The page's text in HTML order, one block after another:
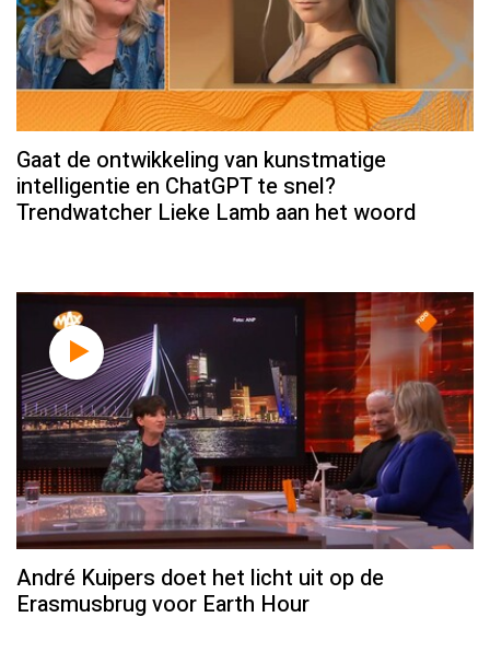
Gaat de ontwikkeling van kunstmatige
intelligentie en ChatGPT te snel?
Trendwatcher Lieke Lamb aan het woord
André Kuipers doet het licht uit op de
Erasmusbrug voor Earth Hour